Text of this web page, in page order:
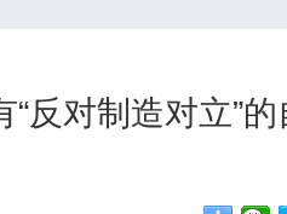
“反对制造对立”的